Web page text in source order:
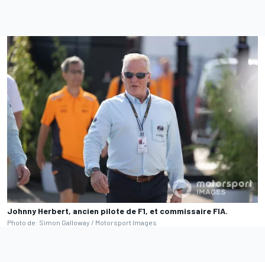
Johnny Herbert, ancien pilote de F1, et commissaire FIA.
Photo de: Simon Galloway / Motorsport Images